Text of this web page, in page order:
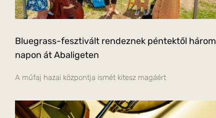
Bluegrass-fesztivált rendeznek péntektől három
napon át Abaligeten
A műfaj hazai központja ismét kitesz magáért